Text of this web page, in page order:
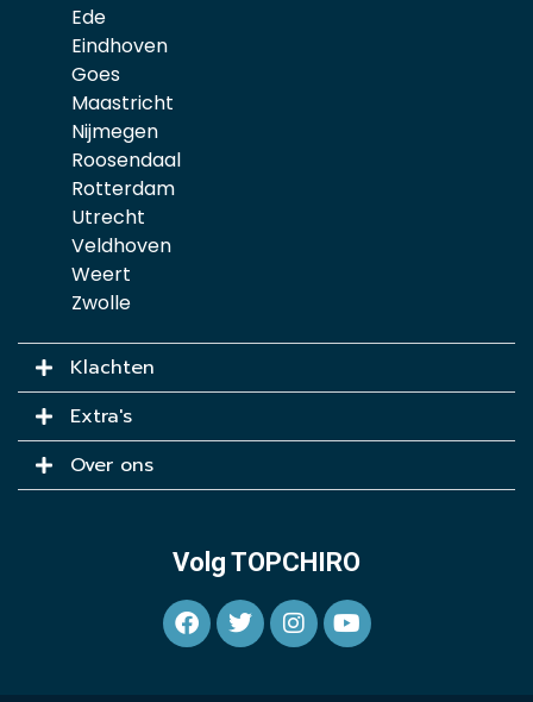
Ede
Eindhoven
Goes
Maastricht
Nijmegen
Roosendaal
Rotterdam
Utrecht
Veldhoven
Weert
Zwolle
Klachten
Extra's
Over ons
Volg TOPCHIRO